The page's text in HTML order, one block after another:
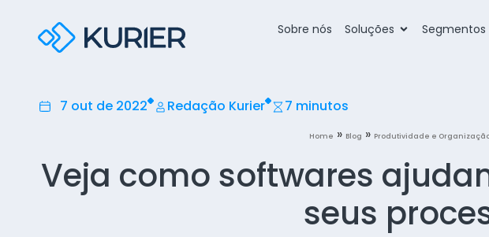
Sobre nós Soluções Segmentos
7 out de 2022 Redação Kurier 7 minutos
Home » Blog » Produtividade e
Veja como softwares
seus